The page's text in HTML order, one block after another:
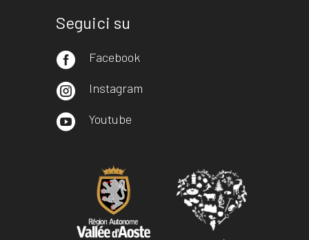
Seguici su
 Facebook
 Instagram
 Youtube